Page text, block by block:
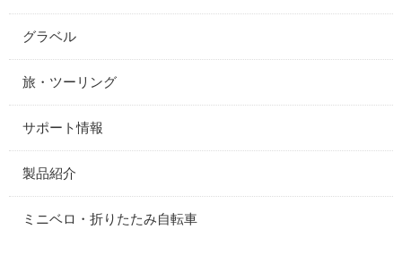
グラベル
旅・ツーリング
サポート情報
製品紹介
ミニベロ・折りたたみ自転車